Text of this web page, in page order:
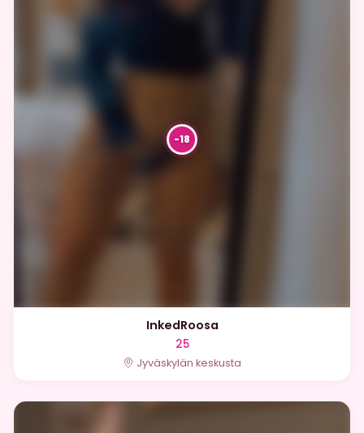
InkedRoosa
25
Jyväskylän keskusta